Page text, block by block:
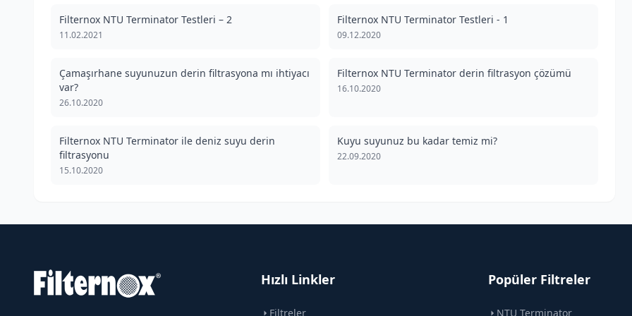
Filternox NTU Terminator Testleri – 2
11.02.2021
Filternox NTU Terminator Testleri - 1
09.12.2020
Çamaşırhane suyunuzun derin filtrasyona mı ihtiyacı
var?
26.10.2020
Filternox NTU Terminator derin filtrasyon çözümü
16.10.2020
Filternox NTU Terminator ile deniz suyu derin
filtrasyonu
15.10.2020
Kuyu suyunuz bu kadar temiz mi?
22.09.2020
Hızlı Linkler
Filtreler
Popüler Filtreler
NTU Terminator